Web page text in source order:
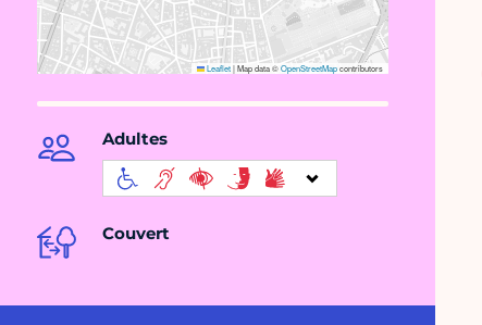
Leaflet|Map data ©OpenStreetMapcontributors
Adultes
Couvert